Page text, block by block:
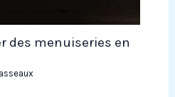
des menuiseries en